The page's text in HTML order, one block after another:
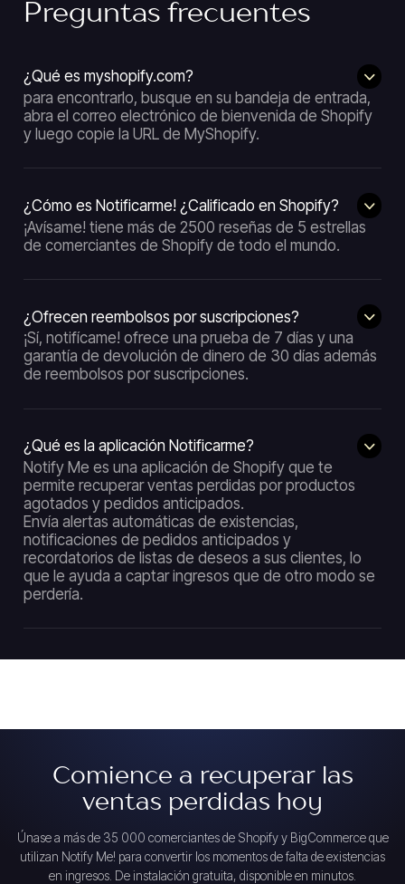
Preguntas frecuentes
¿Qué es myshopify.com?
para encontrarlo, busque en su bandeja de entrada,
abra el correo electrónico de bienvenida de Shopify
y luego copie la URL de MyShopify.
¿Cómo es Notificarme! ¿Calificado en Shopify?
¡Avísame! tiene más de 2500 reseñas de 5 estrellas
de comerciantes de Shopify de todo el mundo.
¿Ofrecen reembolsos por suscripciones?
¡Sí, notifícame! ofrece una prueba de 7 días y una
garantía de devolución de dinero de 30 días además
de reembolsos por suscripciones.
¿Qué es la aplicación Notificarme?
Notify Me es una aplicación de Shopify que te
permite recuperar ventas perdidas por productos
agotados y pedidos anticipados.
Envía alertas automáticas de existencias,
notificaciones de pedidos anticipados y
recordatorios de listas de deseos a sus clientes, lo
que le ayuda a captar ingresos que de otro modo se
perdería.
Comience a recuperar las
ventas perdidas hoy
Únase a más de 35 000 comerciantes de Shopify y BigCommerce que
utilizan Notify Me! para convertir los momentos de falta de existencias
en ingresos. De instalación gratuita, disponible en minutos.